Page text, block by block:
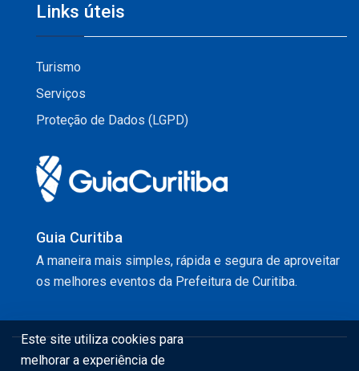
Este site utiliza cookies para
melhorar a experiência de
Links úteis
Turismo
Serviços
Proteção de Dados (LGPD)
Guia Curitiba
A maneira mais simples, rápida e segura de aproveitar
os melhores eventos da Prefeitura de Curitiba.